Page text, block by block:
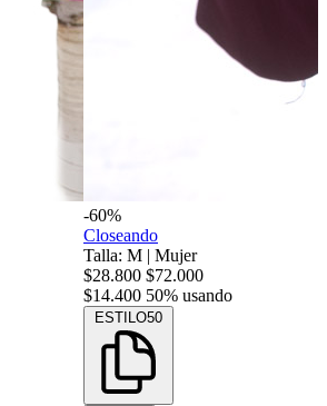
-60%
Closeando
Talla: M | Mujer
$28.800 $72.000
$14.400 50% usando
ESTILO50